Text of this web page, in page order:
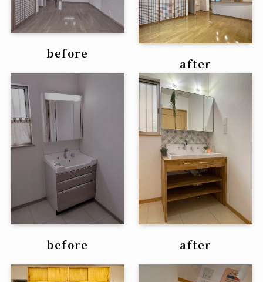
before
after
before after